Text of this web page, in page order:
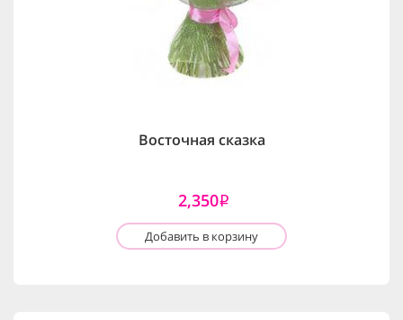
Восточная сказка
2,350i
Добавить в корзину